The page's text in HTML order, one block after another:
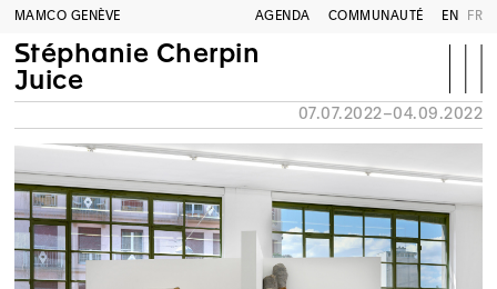
MAMCO GENÈVE AGENDA COMMUNAUTÉ EN FR
Stéphanie Cherpin
Juice
07.07.2022–04.09.2022